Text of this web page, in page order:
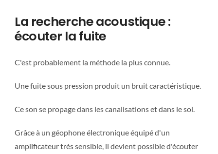
La recherche acoustique :
écouter la fuite
C'est probablement la méthode la plus connue.
Une fuite sous pression produit un bruit caractéristique.
Ce son se propage dans les canalisations et dans le sol.
Grâce à un géophone électronique équipé d'un
amplificateur très sensible, il devient possible d'écouter